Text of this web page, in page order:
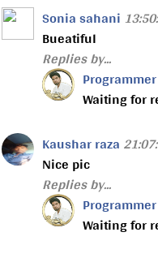
Sonia sahani
Bueatiful
Replies by...
Programmer
Waiting for
Kaushar raza
Nice pic
Replies by...
Programmer
Waiting for